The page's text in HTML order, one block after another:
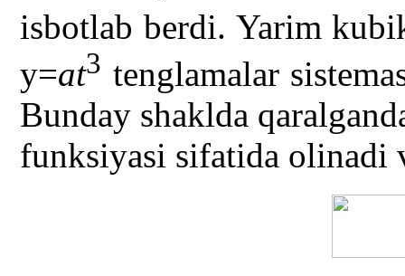
isbotlab berdi. Yarim
y=at3 tenglamalar
Bunday shaklda
funksiyasi sifatida olinadi